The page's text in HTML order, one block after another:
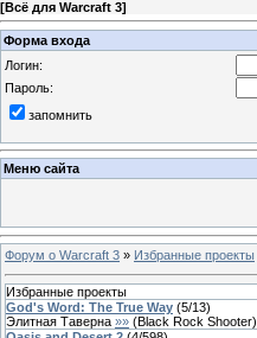
[Всё для Warcraft 3]
Форма входа
Логин:
Пароль:
запомнить
Меню сайта
Форум о Warcraft 3 » Избранные проекты
Избранные проекты
God's Word: The True Way (5/13)
Элитная Таверна »» (Black Rock Shooter)